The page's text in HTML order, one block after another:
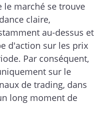
le marché se trouve
claire,
au-dessus et
d'action sur les prix
Par conséquent,
sur le
de trading, dans
long moment de